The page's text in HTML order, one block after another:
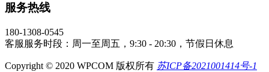
服务热线
180-1308-0545
客服服务时段：周一至周五，9:30 - 20:30，节假日休息
Copyright © 2020 WPCOM 版权所有 苏ICP备2021001414号-1